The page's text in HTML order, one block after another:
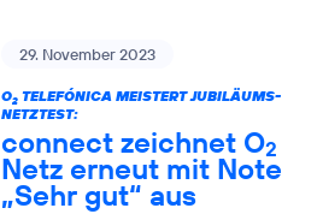
29. November 2023
O2TELEFÓNICA MEISTERT JUBILÄUMS-
NETZTEST:
connect zeichnet O2
Netz erneut mit Note
„Sehr gut“ aus